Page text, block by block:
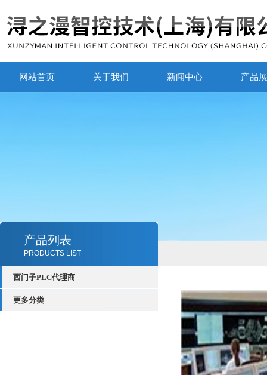
网站首页 关于我们 新闻中心 产品
产品列表
PRODUCTS LIST
西门子PLC代理商
更多分类